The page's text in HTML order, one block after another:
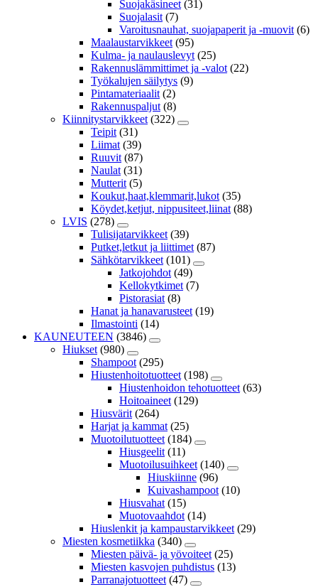
Suojakäsineet (31)
Suojalasit (7)
Varoitusnauhat, suojapaperit ja -muovit (6)
Maalaustarvikkeet (95)
Kulma- ja naulauslevyt (25)
Rakennuslämmittimet ja -valot (22)
Työkalujen säilytys (9)
Pintamateriaalit (2)
Rakennuspaljut (8)
Kiinnitystarvikkeet (322)
Teipit (31)
Liimat (39)
Ruuvit (87)
Naulat (31)
Mutterit (5)
Koukut,haat,klemmarit,lukot (35)
Köydet,ketjut, nippusiteet,liinat (88)
LVIS (278)
Tulisijatarvikkeet (39)
Putket,letkut ja liittimet (87)
Sähkötarvikkeet (101)
Jatkojohdot (49)
Kellokytkimet (7)
Pistorasiat (8)
Hanat ja hanavarusteet (19)
Ilmastointi (14)
KAUNEUTEEN (3846)
Hiukset (980)
Shampoot (295)
Hiustenhoitotuotteet (198)
Hiustenhoidon tehotuotteet (63)
Hoitoaineet (129)
Hiusvärit (264)
Harjat ja kammat (25)
Muotoilutuotteet (184)
Hiusgeelit (11)
Muotoilusuihkeet (140)
Hiuskiinne (96)
Kuivashampoot (10)
Hiusvahat (15)
Muotovaahdot (14)
Hiuslenkit ja kampaustarvikkeet (29)
Miesten kosmetiikka (340)
Miesten päivä- ja yövoiteet (25)
Miesten kasvojen puhdistus (13)
Parranajotuotteet (47)